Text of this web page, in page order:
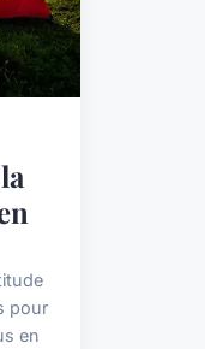
pour
en